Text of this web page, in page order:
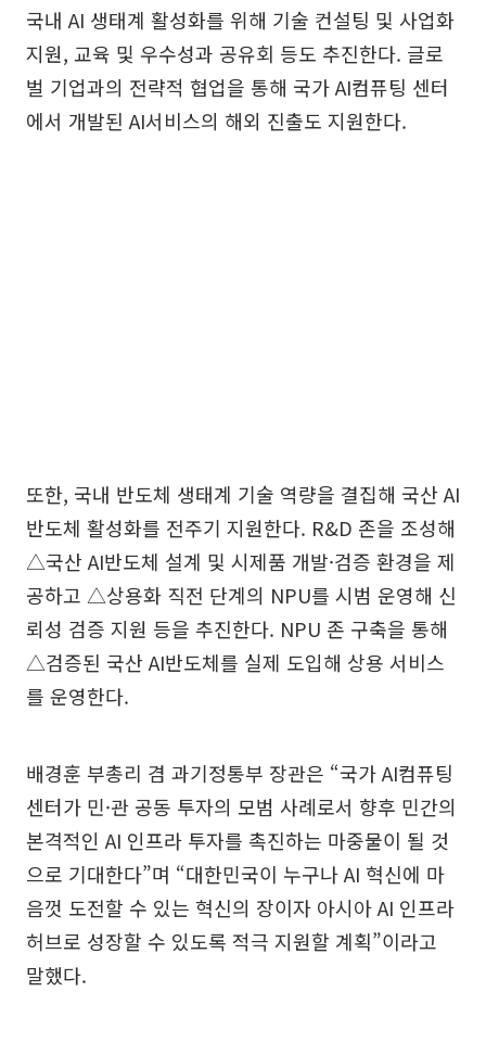
국내 AI 생태계 활성화를 위해 기술 컨설팅 및 사업화
지원, 교육 및 우수성과 공유회 등도 추진한다. 글로
벌 기업과의 전략적 협업을 통해 국가 AI컴퓨팅 센터
에서 개발된 AI서비스의 해외 진출도 지원한다.
또한, 국내 반도체 생태계 기술 역량을 결집해 국산 AI
반도체 활성화를 전주기 지원한다. R&D 존을 조성해
△국산 AI반도체 설계 및 시제품 개발·검증 환경을 제
공하고 △상용화 직전 단계의 NPU를 시범 운영해 신
뢰성 검증 지원 등을 추진한다. NPU 존 구축을 통해
△검증된 국산 AI반도체를 실제 도입해 상용 서비스
를 운영한다.
배경훈 부총리 겸 과기정통부 장관은 “국가 AI컴퓨팅
센터가 민·관 공동 투자의 모범 사례로서 향후 민간의
본격적인 AI 인프라 투자를 촉진하는 마중물이 될 것
으로 기대한다”며 “대한민국이 누구나 AI 혁신에 마
음껏 도전할 수 있는 혁신의 장이자 아시아 AI 인프라
허브로 성장할 수 있도록 적극 지원할 계획”이라고
말했다.